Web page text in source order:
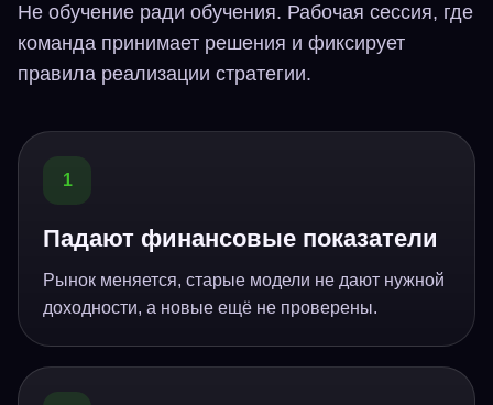
Не обучение ради обучения. Рабочая сессия, где
команда принимает решения и фиксирует
правила реализации стратегии.
1
Падают финансовые показатели
Рынок меняется, старые модели не дают нужной
доходности, а новые ещё не проверены.